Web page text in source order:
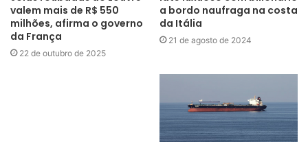
valem mais de R$ 550
milhões, afirma o governo
da França
22 de outubro de 2025
a bordo naufraga na costa
da Itália
21 de agosto de 2024